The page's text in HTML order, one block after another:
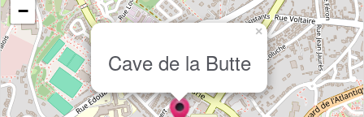
Cave de la Butte
×
−